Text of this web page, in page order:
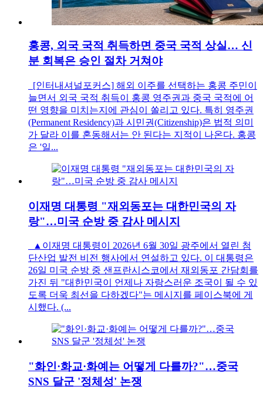
홍콩, 외국 국적 취득하면 중국 국적 상실… 신
분 회복은 승인 절차 거쳐야
[인터내셔널포커스] 해외 이주를 선택하는 홍콩 주민이
늘면서 외국 국적 취득이 홍콩 영주권과 중국 국적에 어
떤 영향을 미치는지에 관심이 쏠리고 있다. 특히 영주권
(Permanent Residency)과 시민권(Citizenship)은 법적 의미
가 달라 이를 혼동해서는 안 된다는 지적이 나온다. 홍콩
은 '일...
이재명 대통령 "재외동포는 대한민국의 자
랑"…미국 순방 중 감사 메시지
▲이재명 대통령이 2026년 6월 30일 광주에서 열린 첨
단산업 발전 비전 행사에서 연설하고 있다. 이 대통령은
26일 미국 순방 중 샌프란시스코에서 재외동포 간담회를
가진 뒤 "대한민국이 언제나 자랑스러운 조국이 될 수 있
도록 더욱 최선을 다하겠다"는 메시지를 페이스북에 게
시했다. (...
"화인·화교·화예는 어떻게 다를까?"…중국
SNS 달군 '정체성' 논쟁